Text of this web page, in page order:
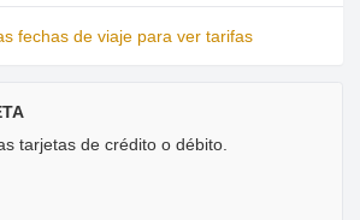
fechas de viaje para ver tarifas
tarjetas de crédito o débito.